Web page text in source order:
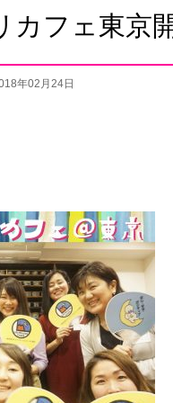
カフェ東京
年02月24日